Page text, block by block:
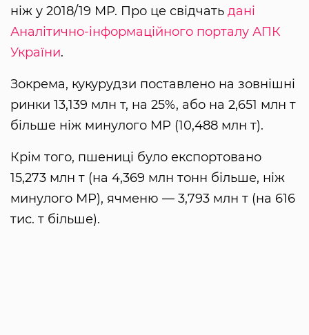
ніж у 2018/19 МР. Про це свідчать дані
Аналітично-інформаційного порталу АПК
України.
Зокрема, кукурудзи поставлено на зовнішні
ринки 13,139 млн т, на 25%, або на 2,651 млн т
більше ніж минулого МР (10,488 млн т).
Крім того, пшениці було експортовано
15,273 млн т (на 4,369 млн тонн більше, ніж
минулого МР), ячменю — 3,793 млн т (на 616
тис. т більше).